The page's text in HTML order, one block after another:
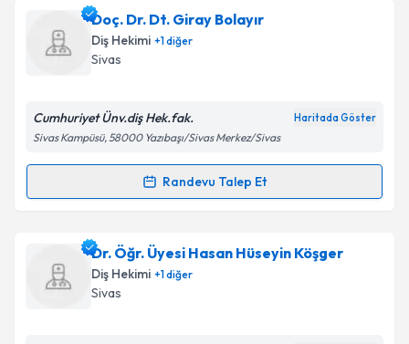
Prof. Dr. Derya Özdemir Doğaniçin randevu
takvimi talebi oluşturun. Size bu uzmandan randevu
almanız için bir takvim hazırlandığında e-posta ile
E-posta Adresiniz
Kişisel verilerimin işlenmesine ilişkinAydınlatma
kapsamda işlenmesini kabul ediyorum.
Doç. Dr. Dt. Giray Bolayır
Diş Hekimi +1diğer
Sivas
Cumhuriyet Ünv.diş Hek.fak. Haritada Göster
Sivas Kampüsü, 58000 Yazıbaşı/Sivas Merkez/Sivas
Randevu Talep Et
Randevu Takvimi Talebi
Doç. Dr. Dt. Giray Bolayıriçin randevu takvimi talebi
oluşturun. Size bu uzmandan randevu almanız için bir
takvim hazırlandığında e-posta ile bilgilendireceğiz.
Dr. Öğr. Üyesi Hasan Hüseyin Köşger
Diş Hekimi +1diğer
Sivas